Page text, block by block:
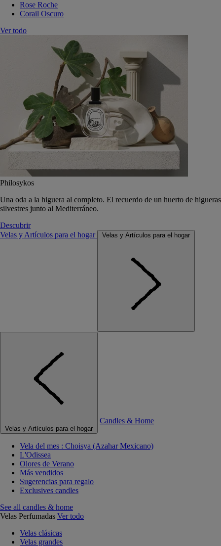
Rose Roche
Corail Oscuro
Ver todo
Philosykos
Una oda a la higuera al completo. El recuerdo de un huerto de higueras
silvestres junto al Mediterráneo.
Descubrir
Velas y Artículos para el hogar
Velas y Artículos para el hogar
Velas y Artículos para el hogar
Candles & Home
Vela del mes : Choisya (Azahar Mexicano)
L'Odissea
Olores de Verano
Más vendidos
Sugerencias para regalo
Exclusives candles
See all candles & home
Velas Perfumadas Ver todo
Velas clásicas
Velas grandes